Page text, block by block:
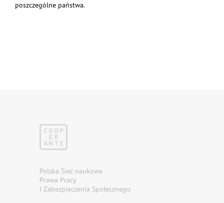
poszczególne państwa.
Polska Sieć naukowa
Prawa Pracy
I Zabezpieczenia Społecznego